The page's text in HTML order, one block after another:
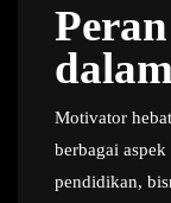
Motivator
berbagai
pendidikan,